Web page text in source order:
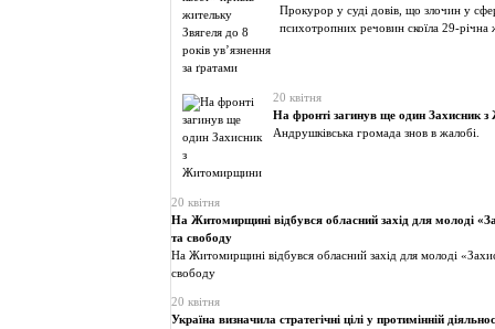
Прокурор у суді довів, що злочин у
психотропних речовин скоїла 29-річна
20 квітня
На фронті загинув ще один Захисник
Андрушківська громада знов в жалобі.
20 квітня
На Житомирщині відбувся обласний захід для молоді
та свободу
На Житомирщині відбувся обласний захід для молоді
свободу
20 квітня
Україна визначила стратегічні цілі у протимінній